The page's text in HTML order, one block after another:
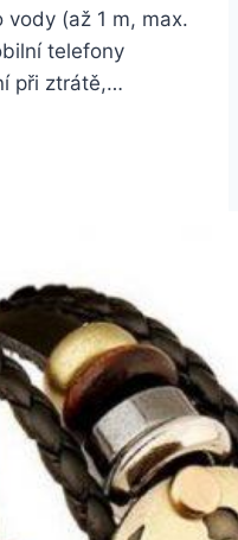
(až 1 m, max.
telefony
při ztrátě,…